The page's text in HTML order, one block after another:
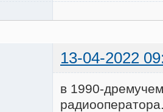
13-04-2022
в 1990-